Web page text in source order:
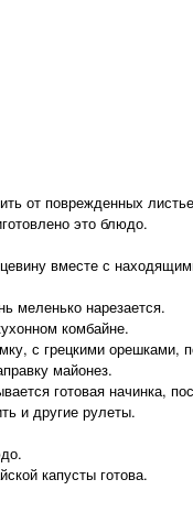
от поврежденных
это блюдо.
вместе с
меленько нарезается.
комбайне.
с грецкими орешками,
майонез.
готовая начинка,
и другие рулеты.
капусты готова.